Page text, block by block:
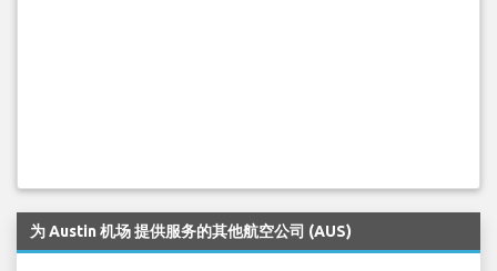
为 Austin 机场 提供服务的其他航空公司 (AUS)